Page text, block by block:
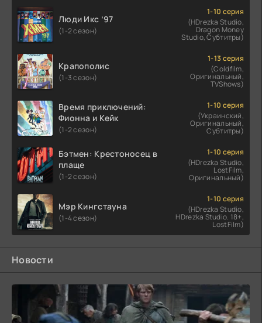
Люди Икс ’97
(1-2 сезон)
1-10 серия
(HDrezka Studio,
Dragon Money
Studio, Субтитры)
Крапополис
(1-3 сезон)
1-13 серия
(Coldfilm,
Оригинальный,
TVShows)
Время приключений:
Фионна и Кейк
(1-2 сезон)
1-10 серия
(Украинский,
Оригинальный,
Субтитры)
Бэтмен: Крестоносец в
плаще
(1-2 сезон)
1-10 серия
(HDrezka Studio,
LostFilm,
Оригинальный)
Мэр Кингстауна
(1-4 сезон)
1-10 серия
(HDrezka Studio,
HDrezka Studio. 18+,
LostFilm)
Новости